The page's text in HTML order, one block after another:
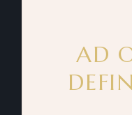
AD